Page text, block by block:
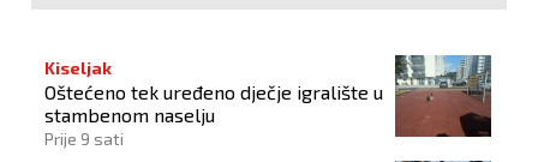
Kiseljak
Oštećeno tek uređeno dječje igralište u
stambenom naselju
Prije 9 sati